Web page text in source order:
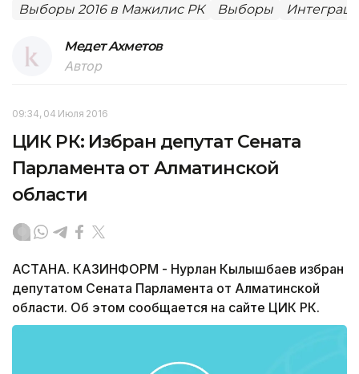
Выборы 2016 в Мажилис РК Выборы
Медет Ахметов
Автор
09:34, 04 Июля 2016
ЦИК РК: Избран депутат Сената
Парламента от Алматинской
области
АСТАНА. КАЗИНФОРМ - Нурлан Кылышбаев избран
депутатом Сената Парламента от Алматинской
области. Об этом сообщается на сайте ЦИК РК.